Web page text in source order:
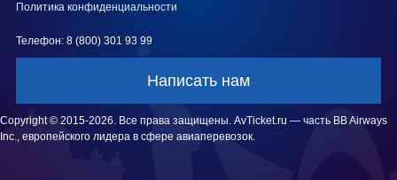
Политика конфиденциальности
Телефон: 8 (800) 301 93 99
Написать нам
Copyright © 2015-2026. Все права защищены. AvTicket.ru — часть BB Airways
Inc., европейского лидера в сфере авиаперевозок.